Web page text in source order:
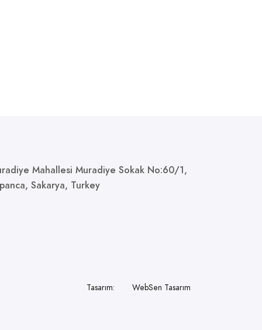
Mahallesi Muradiye Sokak No:60/1,
Sakarya, Turkey
Tasarım: WebSen Tasarım